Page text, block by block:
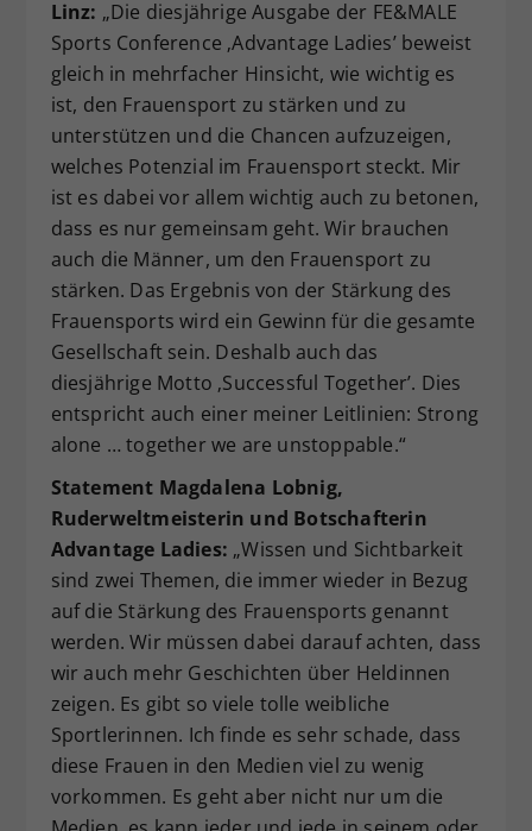
Linz: „Die diesjährige Ausgabe der FE&MALE
Sports Conference ‚Advantage Ladies’ beweist
gleich in mehrfacher Hinsicht, wie wichtig es
ist, den Frauensport zu stärken und zu
unterstützen und die Chancen aufzuzeigen,
welches Potenzial im Frauensport steckt. Mir
ist es dabei vor allem wichtig auch zu betonen,
dass es nur gemeinsam geht. Wir brauchen
auch die Männer, um den Frauensport zu
stärken. Das Ergebnis von der Stärkung des
Frauensports wird ein Gewinn für die gesamte
Gesellschaft sein. Deshalb auch das
diesjährige Motto ‚Successful Together’. Dies
entspricht auch einer meiner Leitlinien: Strong
alone … together we are unstoppable.“
Statement Magdalena Lobnig,
Ruderweltmeisterin und Botschafterin
Advantage Ladies: „Wissen und Sichtbarkeit
sind zwei Themen, die immer wieder in Bezug
auf die Stärkung des Frauensports genannt
werden. Wir müssen dabei darauf achten, dass
wir auch mehr Geschichten über Heldinnen
zeigen. Es gibt so viele tolle weibliche
Sportlerinnen. Ich finde es sehr schade, dass
diese Frauen in den Medien viel zu wenig
vorkommen. Es geht aber nicht nur um die